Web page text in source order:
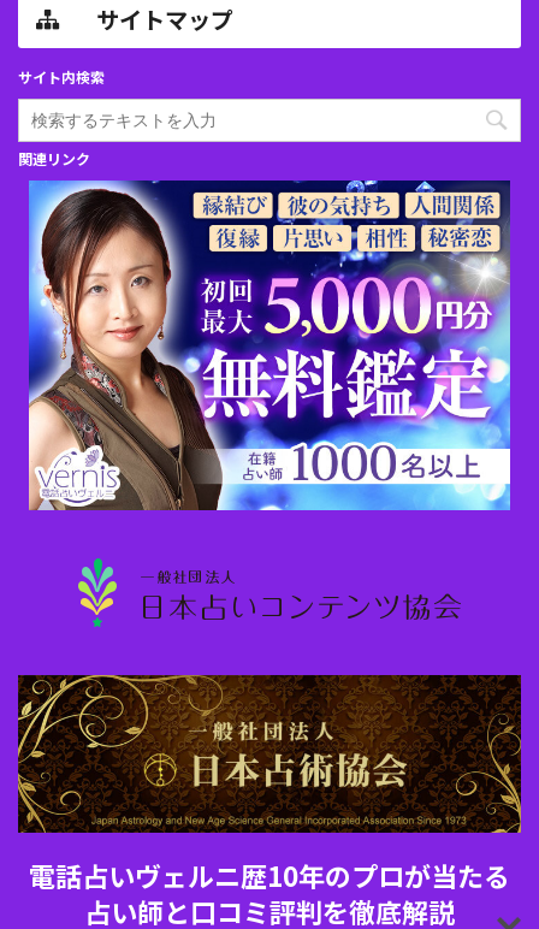
サイトマップ
サイト内検索
関連リンク
電話占いヴェルニ歴10年のプロが当たる
占い師と口コミ評判を徹底解説